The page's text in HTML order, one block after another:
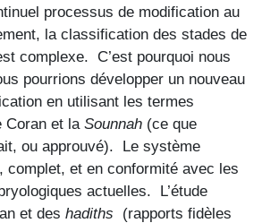
processus de modification au
la classification des stades de
complexe. C’est pourquoi nous
pourrions développer un nouveau
en utilisant les termes
Coran et la Sounnah (ce que
ou approuvé). Le système
complet, et en conformité avec les
actuelles. L’étude
et des hadiths (rapports fidèles